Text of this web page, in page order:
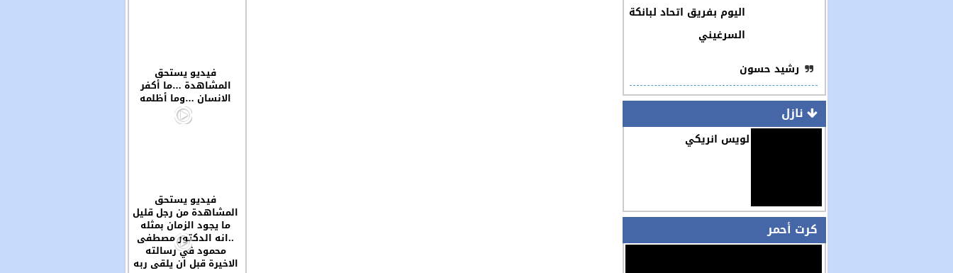
فيديو يستحق
المشاهدة …ما أكفر
الانسان …وما أظلمه
فيديو يستحق
المشاهدة من رجل قليل
ما يجود الزمان بمثله
..انه الدكتور مصطفى
محمود في رسالته
الاخيرة قبل ان يلقى ربه
اليوم بفريق اتحاد لبانكة
السرغيني
رشيد حسون
نازل
لويس انريكي
كرت أحمر